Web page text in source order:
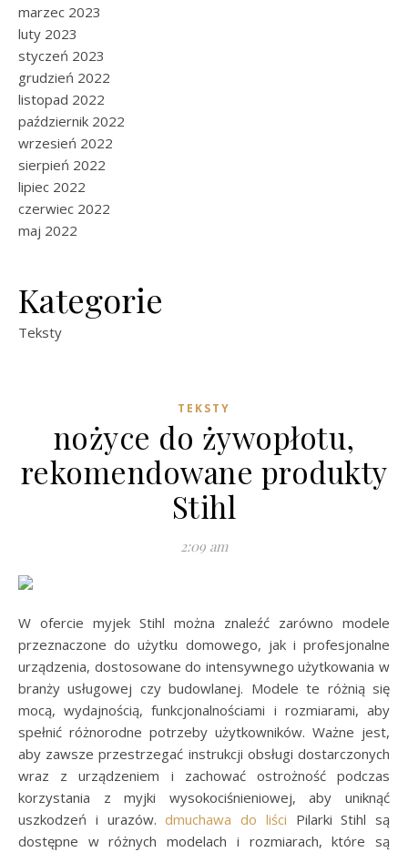
marzec 2023
luty 2023
styczeń 2023
grudzień 2022
listopad 2022
październik 2022
wrzesień 2022
sierpień 2022
lipiec 2022
czerwiec 2022
maj 2022
Kategorie
Teksty
TEKSTY
nożyce do żywopłotu,
rekomendowane produkty
Stihl
2:09 am
W ofercie myjek Stihl można znaleźć zarówno modele
przeznaczone do użytku domowego, jak i profesjonalne
urządzenia, dostosowane do intensywnego użytkowania w
branży usługowej czy budowlanej. Modele te różnią się
mocą, wydajnością, funkcjonalnościami i rozmiarami, aby
spełnić różnorodne potrzeby użytkowników. Ważne jest,
aby zawsze przestrzegać instrukcji obsługi dostarczonych
wraz z urządzeniem i zachować ostrożność podczas
korzystania z myjki wysokociśnieniowej, aby uniknąć
uszkodzeń i urazów.dmuchawa do liści Pilarki Stihl są
dostępne w różnych modelach i rozmiarach, które są